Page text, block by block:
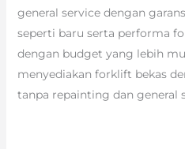
general service dengan
seperti baru serta performa
dengan budget yang lebih
menyediakan forklift bekas
tanpa repainting dan general